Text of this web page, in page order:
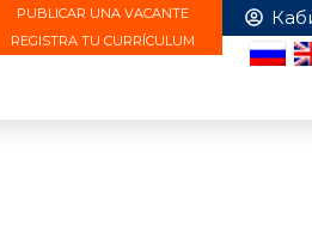
PUBLICAR UNA VACANTE
REGISTRA TU CURRÍCULUM